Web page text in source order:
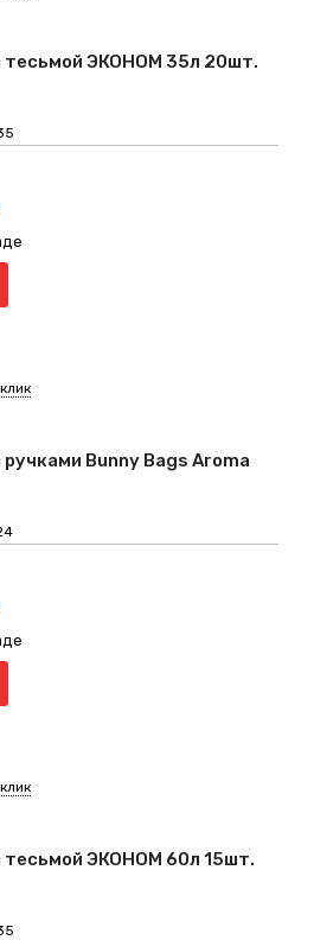
тесьмой ЭКОНОМ 35л 20шт.
Bunny Bags Aroma
тесьмой ЭКОНОМ 60л 15шт.